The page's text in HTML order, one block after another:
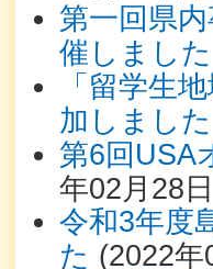
第一回県
催しました
「留学生
加しました
第6回USA
年02月28日
令和3年度
た (2022年